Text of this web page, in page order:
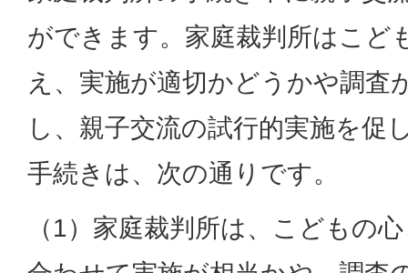
ができます。家庭裁判所はこど
え、実施が適切かどうかや調査
し、親子交流の試行的実施を促
手続きは、次の通りです。
（1）家庭裁判所は、こどもの